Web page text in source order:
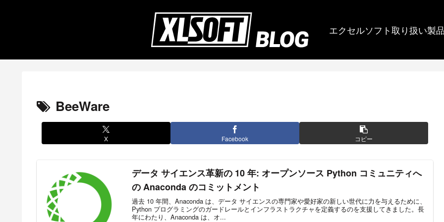
エクセルソフト取り扱い製
BeeWare
X Facebook コピー
データ サイエンス革新の 10 年: オープンソース Python コミュニティへ
の Anaconda のコミットメント
過去 10 年間、Anaconda は、データ サイエンスの専門家や愛好家の新しい世代に力を与えるために、
Python プログラミングのガードレールとインフラストラクチャを定義するのを支援してきました。長
年にわたり、Anaconda は、オ...